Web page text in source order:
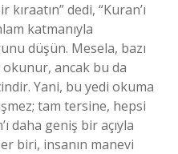
dedi, “Kuran’ı
katmanıyla
düşün. Mesela, bazı
ancak bu da
Yani, bu yedi okuma
tam tersine, hepsi
daha geniş bir açıyla
biri, insanın manevi